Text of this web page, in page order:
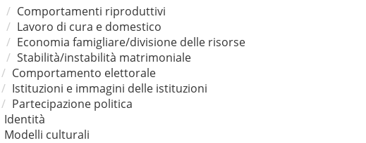
Comportamenti riproduttivi
Lavoro di cura e domestico
Economia famigliare/divisione delle risorse
Stabilità/instabilità matrimoniale
Comportamento elettorale
Istituzioni e immagini delle istituzioni
Partecipazione politica
Identità
Modelli culturali